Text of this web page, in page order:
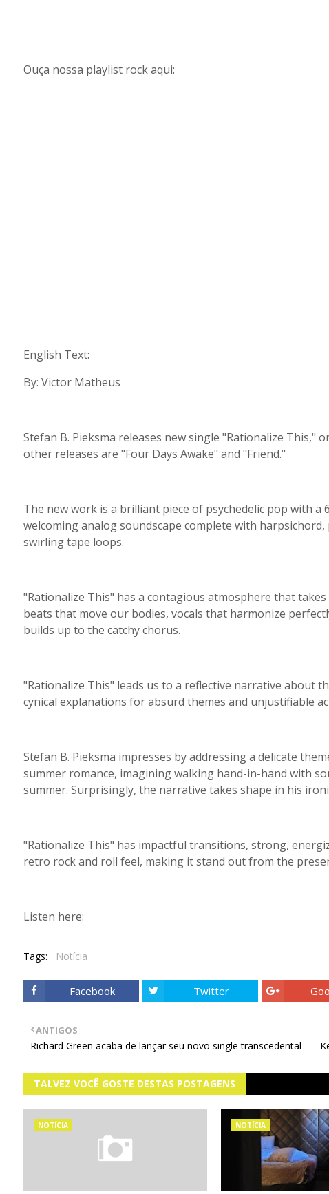
Ouça nossa playlist rock aqui:
English Text:
By: Victor Matheus
Stefan B. Pieksma releases new single "Rationalize This,"
other releases are "Four Days Awake" and "Friend."
The new work is a brilliant piece of psychedelic pop with
welcoming analog soundscape complete with
swirling tape loops.
"Rationalize This" has a contagious atmosphere that
beats that move our bodies, vocals that harmonize
builds up to the catchy chorus.
"Rationalize This" leads us to a reflective narrative about
cynical explanations for absurd themes and unjustifiable
Stefan B. Pieksma impresses by addressing a delicate
summer romance, imagining walking hand-in-hand with
summer. Surprisingly, the narrative takes shape in his
"Rationalize This" has impactful transitions, strong,
retro rock and roll feel, making it stand out from the
Listen here:
Tags: Notícia
Facebook Twitter
ANTIGOS
Richard Green acaba de lançar seu novo single transcedental
TALVEZ VOCÊ GOSTE DESTAS POSTAGENS
NOTÍCIA NOTÍCIA